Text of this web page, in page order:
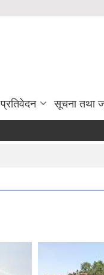
प्रतिवेदन सूचना तथा